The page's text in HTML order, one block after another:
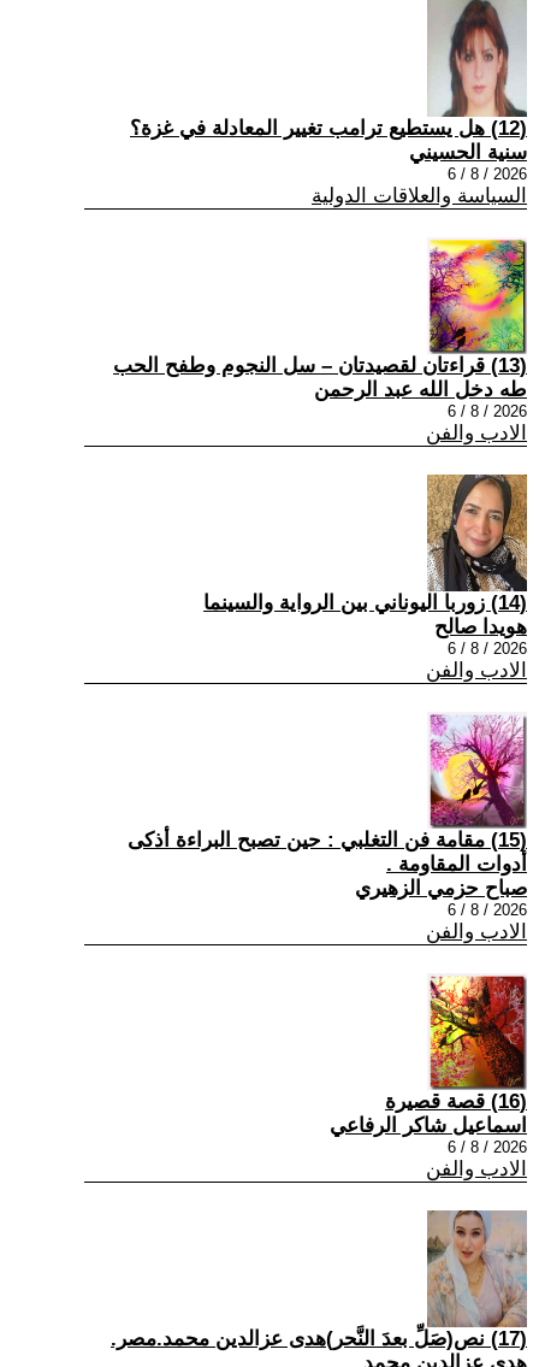
(12) هل يستطيع ترامب تغيير المعادلة في غزة؟
سنية الحسيني
2026 / 8 / 6
السياسة والعلاقات الدولية
(13) قراءتان لقصيدتان – سل النجوم وطفح الحب
طه دخل الله عبد الرحمن
2026 / 8 / 6
الادب والفن
(14) زوربا اليوناني بين الرواية والسينما
هويدا صالح
2026 / 8 / 6
الادب والفن
(15) مقامة فن التغلبي : حين تصبح البراءة أذكى
أدوات المقاومة .
صباح حزمي الزهيري
2026 / 8 / 6
الادب والفن
(16) قصة قصيرة
اسماعيل شاكر الرفاعي
2026 / 8 / 6
الادب والفن
(17) نص(صَلِّ بعدَ النَّحر)هدى عزالدين محمد.مصر.